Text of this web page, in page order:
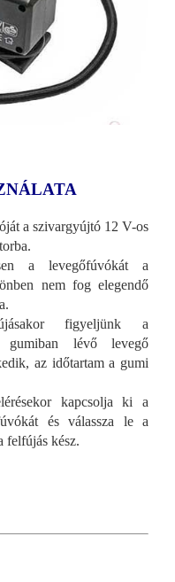
a szivargyújtó 12 V-os
a levegőfúvókát a
nem fog elegendő
figyeljünk a
gumiban lévő levegő
az időtartam a gumi
kapcsolja ki a
és válassza le a
felfújás kész.